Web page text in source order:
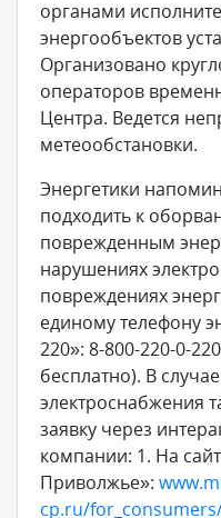
органами
энергообъектов
Организовано
операторов
Центра. Ведется
метеообстановки.
Энергетики
подходить к
поврежденным
нарушениях
повреждениях
единому телефону
220»: 8-800-220-0-
бесплатно). В
электроснабжения
заявку через
компании: 1. На
Приволжье»:
cp.ru/